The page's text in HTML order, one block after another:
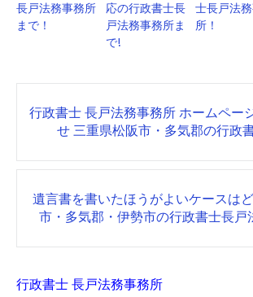
長戸法務事務所
まで！
応の行政書士長
戸法務事務所ま
で!
士長戸法
所！
Post
navigation
行政書士 長戸法務事務所 ホームペー
せ 三重県松阪市・多気郡の行政
遺言書を書いたほうがよいケースは
市・多気郡・伊勢市の行政書士長戸
行政書士 長戸法務事務所